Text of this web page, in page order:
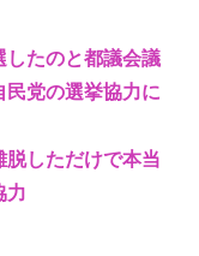
したのと都議会議
民党の選挙協力に
脱しただけで本当
力